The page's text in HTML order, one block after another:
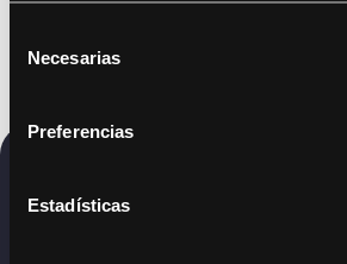
Necesarias
Preferencias
Estadísticas
Copyright © 2020. Todos